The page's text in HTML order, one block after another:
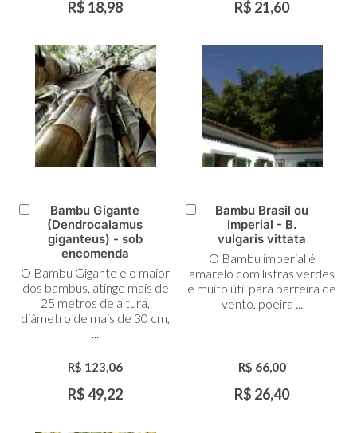
R$ 18,98 R$ 21,60
Adicionar
Carrinho
Bambu Gigante
(Dendrocalamus
giganteus) - sob
encomenda
O Bambu Gigante é o maior
dos bambus, atinge mais de
25 metros de altura,
diâmetro de mais de 30 cm,
...
R$ 123,06
R$ 49,22
Adicionar
Bambu Brasil ou
Imperial - B.
vulgaris vittata
O Bambu imperial é
amarelo com listras verdes
e muito útil para barreira de
vento, poeira ...
R$ 66,00
R$ 26,40